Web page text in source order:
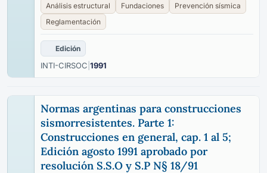
Análisis estructural
Fundaciones
Prevención sísmica
Reglamentación
Edición
INTI-CIRSOC 1991
Normas argentinas para construcciones
sismorresistentes. Parte 1:
Construcciones en general, cap. 1 al 5;
Edición agosto 1991 aprobado por
resolución S.S.O y S.P N§ 18/91